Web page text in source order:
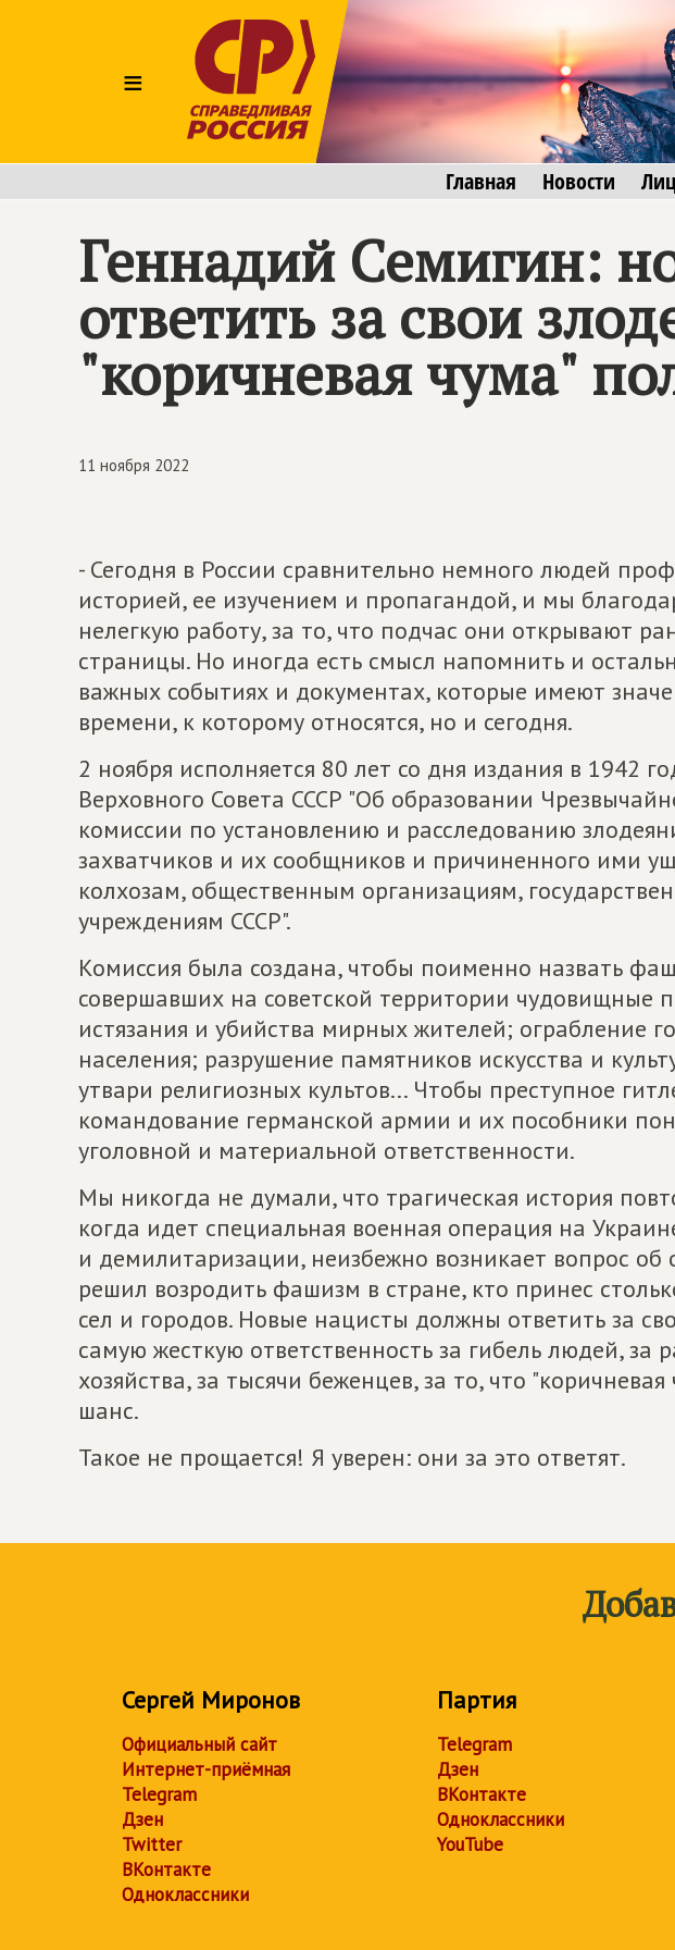
≡
Главная Новости
Геннадий Семигин:
ответить за свои
"коричневая чума"
11 ноября 2022
- Сегодня в России сравнительно немного людей
историей, ее изучением и пропагандой, и мы
нелегкую работу, за то, что подчас они открывают
страницы. Но иногда есть смысл напомнить и
важных событиях и документах, которые имеют
времени, к которому относятся, но и сегодня.
2 ноября исполняется 80 лет со дня издания в 1942
Верховного Совета СССР "Об образовании
комиссии по установлению и расследованию
захватчиков и их сообщников и причиненного ими
колхозам, общественным организациям,
учреждениям СССР".
Комиссия была создана, чтобы поименно назвать
совершавших на советской территории чудовищные
истязания и убийства мирных жителей; ограбление
населения; разрушение памятников искусства и
утвари религиозных культов... Чтобы преступное
командование германской армии и их пособники
уголовной и материальной ответственности.
Мы никогда не думали, что трагическая история
когда идет специальная военная операция на
и демилитаризации, неизбежно возникает вопрос об
решил возродить фашизм в стране, кто принес
сел и городов. Новые нацисты должны ответить за
самую жесткую ответственность за гибель людей, за
хозяйства, за тысячи беженцев, за то, что
шанс.
Такое не прощается! Я уверен: они за это ответят.
Сергей Миронов
Официальный сайт
Интернет-приёмная
Telegram
Дзен
Twitter
ВКонтакте
Одноклассники
Партия
Telegram
Дзен
ВКонтакте
Одноклассники
YouTube